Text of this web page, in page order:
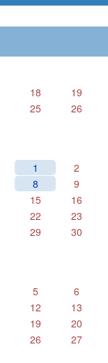
18
19
25
26
1
2
8
9
15
16
22
23
29
30
5
6
12
13
19
20
26
27